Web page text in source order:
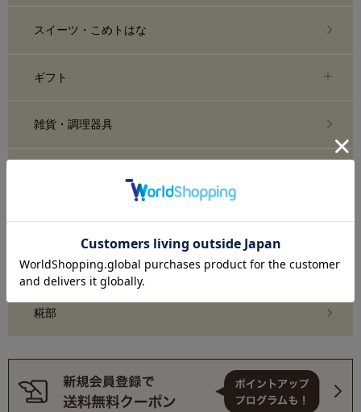
スイーツ・こめトはな
ギフト
雑貨・調理器具
おまとめ買い・定期購入
業務用
糀部